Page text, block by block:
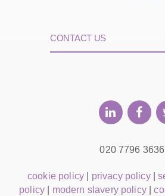
CONTACT US
020 7796 3636
cookie policy privacy policy|
policy
modern slavery policy|